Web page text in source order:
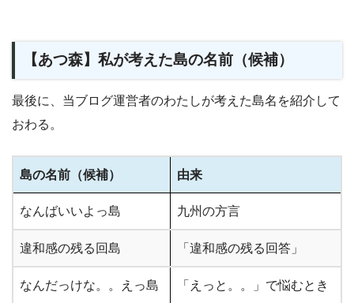
【あつ森】私が考えた島の名前（候補）
最後に、当ブログ運営者のわたしが考えた島名を紹介して
おわる。
島の名前（候補） 由来
なんばいいよっ島 九州の方言
違和感の残る回島 「違和感の残る回答」
なんだっけな。。えっ島 「えっと。。」で悩むとき